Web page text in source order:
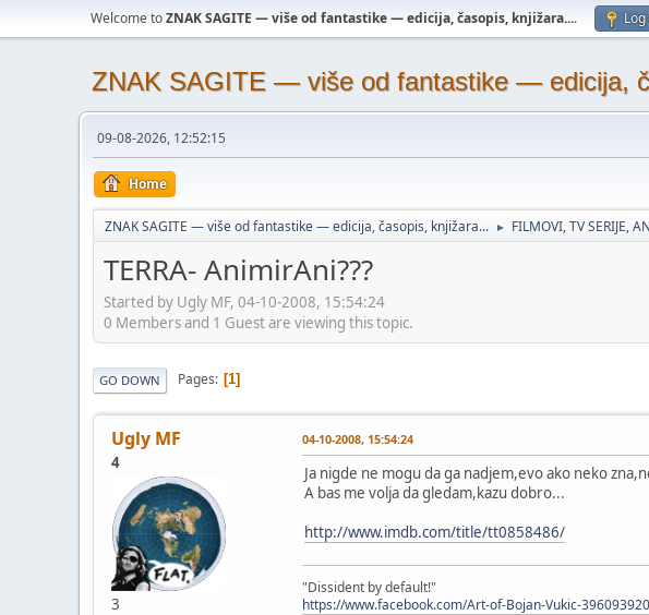
Welcome toZNAK SAGITE — više od fantastike — edicija, časopis, knjižara.... Log
ZNAK SAGITE — više od fantastike — edicija,
09-08-2026, 12:52:15
Home
ZNAK SAGITE — više od fantastike — edicija, časopis, knjižara... ► FILMOVI, TV SERIJE,
TERRA- AnimirAni???
Started by Ugly MF, 04-10-2008, 15:54:24
0 Members and 1 Guest are viewing this topic.
GO DOWN Pages 1
Ugly MF
4
3
04-10-2008, 15:54:24
Ja nigde ne mogu da ga nadjem,evo ako neko
A bas me volja da gledam,kazu dobro...
http://www.imdb.com/title/tt0858486/
"Dissident by default!"
https://www.facebook.com/Art-of-Bojan-Vukic-